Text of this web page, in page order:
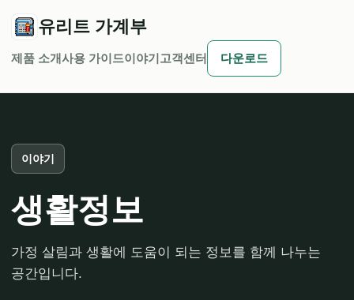
유리트 가계부
제품 소개사용 가이드이야기 고객센터 다운로드
이야기
생활정보
가정 살림과 생활에 도움이 되는 정보를 함께 나누는
공간입니다.